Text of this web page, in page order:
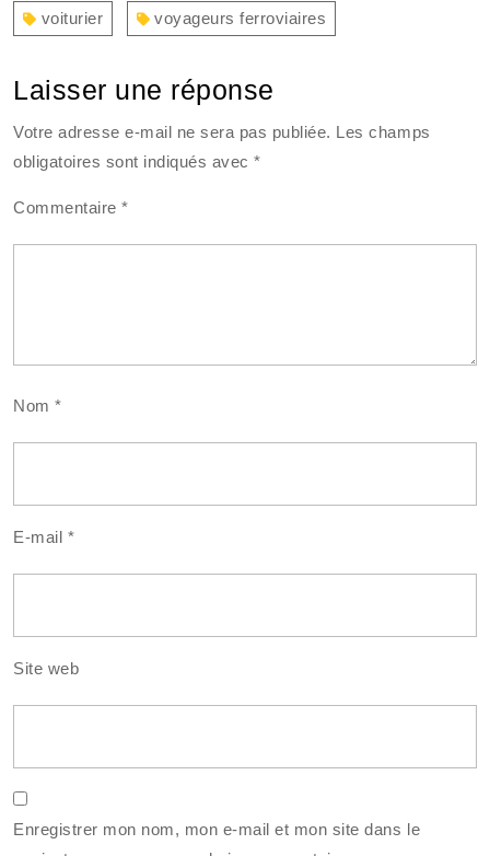
voiturier voyageurs ferroviaires
Laisser une réponse
Votre adresse e-mail ne sera pas publiée. Les champs
obligatoires sont indiqués avec*
Commentaire*
Nom*
E-mail *
Site web
Enregistrer mon nom, mon e-mail et mon site dans le